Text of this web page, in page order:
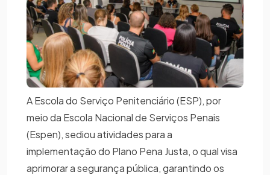
A Escola do Serviço Penitenciário (ESP), por
meio da Escola Nacional de Serviços Penais
(Espen), sediou atividades para a
implementação do Plano Pena Justa, o qual visa
aprimorar a segurança pública, garantindo os